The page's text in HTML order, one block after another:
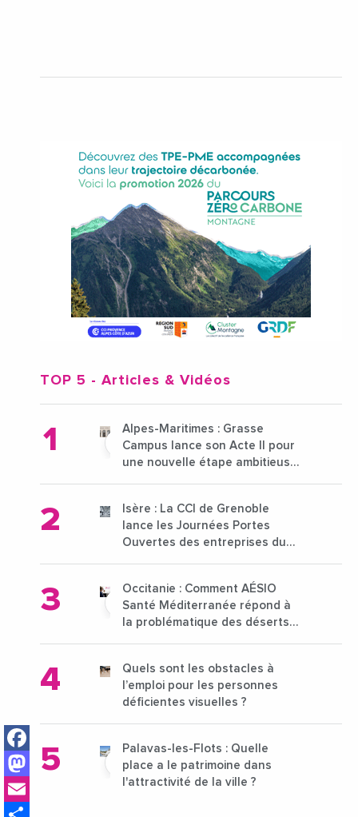
Facebook
Mastodon
TOP 5 - Articles & Vidéos
Alpes-Maritimes : Grasse
Campus lance son Acte II pour
une nouvelle étape ambitieuse
Isère : La CCI de Grenoble
lance les Journées Portes
Ouvertes des entreprises du
Occitanie : Comment AÉSIO
Santé Méditerranée répond à
la problématique des déserts
Quels sont les obstacles à
l’emploi pour les personnes
déficientes visuelles ?
Palavas-les-Flots : Quelle
place a le patrimoine dans
l'attractivité de la ville ?